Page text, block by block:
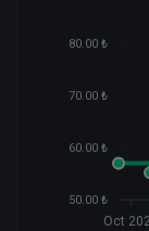
80.00 ₺
70.00 ₺
60.00 ₺
50.00 ₺
Oct